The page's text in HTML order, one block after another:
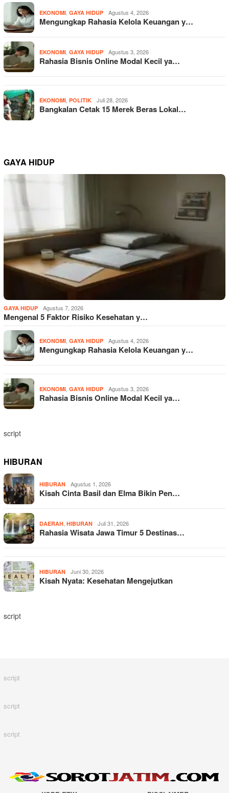
EKONOMI GAYA HIDUP Agustus 4, 2026
Mengungkap Rahasia Kelola Keuangan y…
EKONOMI GAYA HIDUP Agustus 3, 2026
Rahasia Bisnis Online Modal Kecil ya…
EKONOMI POLITIK Juli 28, 2026
Bangkalan Cetak 15 Merek Beras Lokal…
GAYA HIDUP
GAYA HIDUP Agustus 7, 2026
Mengenal 5 Faktor Risiko Kesehatan y…
EKONOMI GAYA HIDUP Agustus 4, 2026
Mengungkap Rahasia Kelola Keuangan y…
EKONOMI GAYA HIDUP Agustus 3, 2026
Rahasia Bisnis Online Modal Kecil ya…
script
HIBURAN
HIBURAN Agustus 1, 2026
Kisah Cinta Basil dan Elma Bikin Pen…
DAERAH HIBURAN Juli 31, 2026
Rahasia Wisata Jawa Timur 5 Destinas…
HIBURAN Juni 30, 2026
Kisah Nyata: Kesehatan Mengejutkan
script
script
script
script